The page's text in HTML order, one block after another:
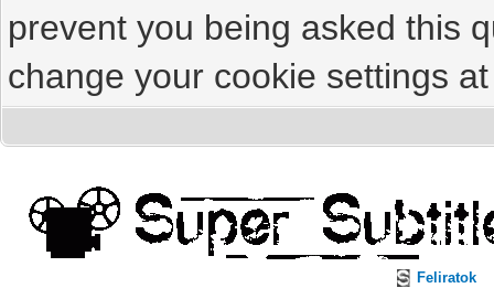
prevent you being asked this
change your cookie settings
Feliratok